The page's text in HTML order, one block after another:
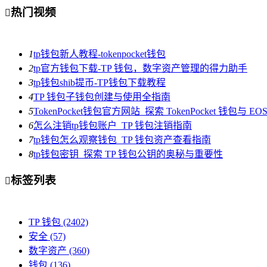
热门视频
1tp钱包新人教程-tokenpocket钱包
2tp官方钱包下载-TP 钱包，数字资产管理的得力助手
3tp钱包shib提币-TP钱包下载教程
4TP 钱包子钱包创建与使用全指南
5TokenPocket钱包官方网站_探索 TokenPocket 钱包与
6怎么注销tp钱包账户_TP 钱包注销指南
7tp钱包怎么观察钱包_TP 钱包资产查看指南
8tp钱包密钥_探索 TP 钱包公钥的奥秘与重要性
标签列表
TP 钱包 (2402)
安全 (57)
数字资产 (360)
钱包 (136)